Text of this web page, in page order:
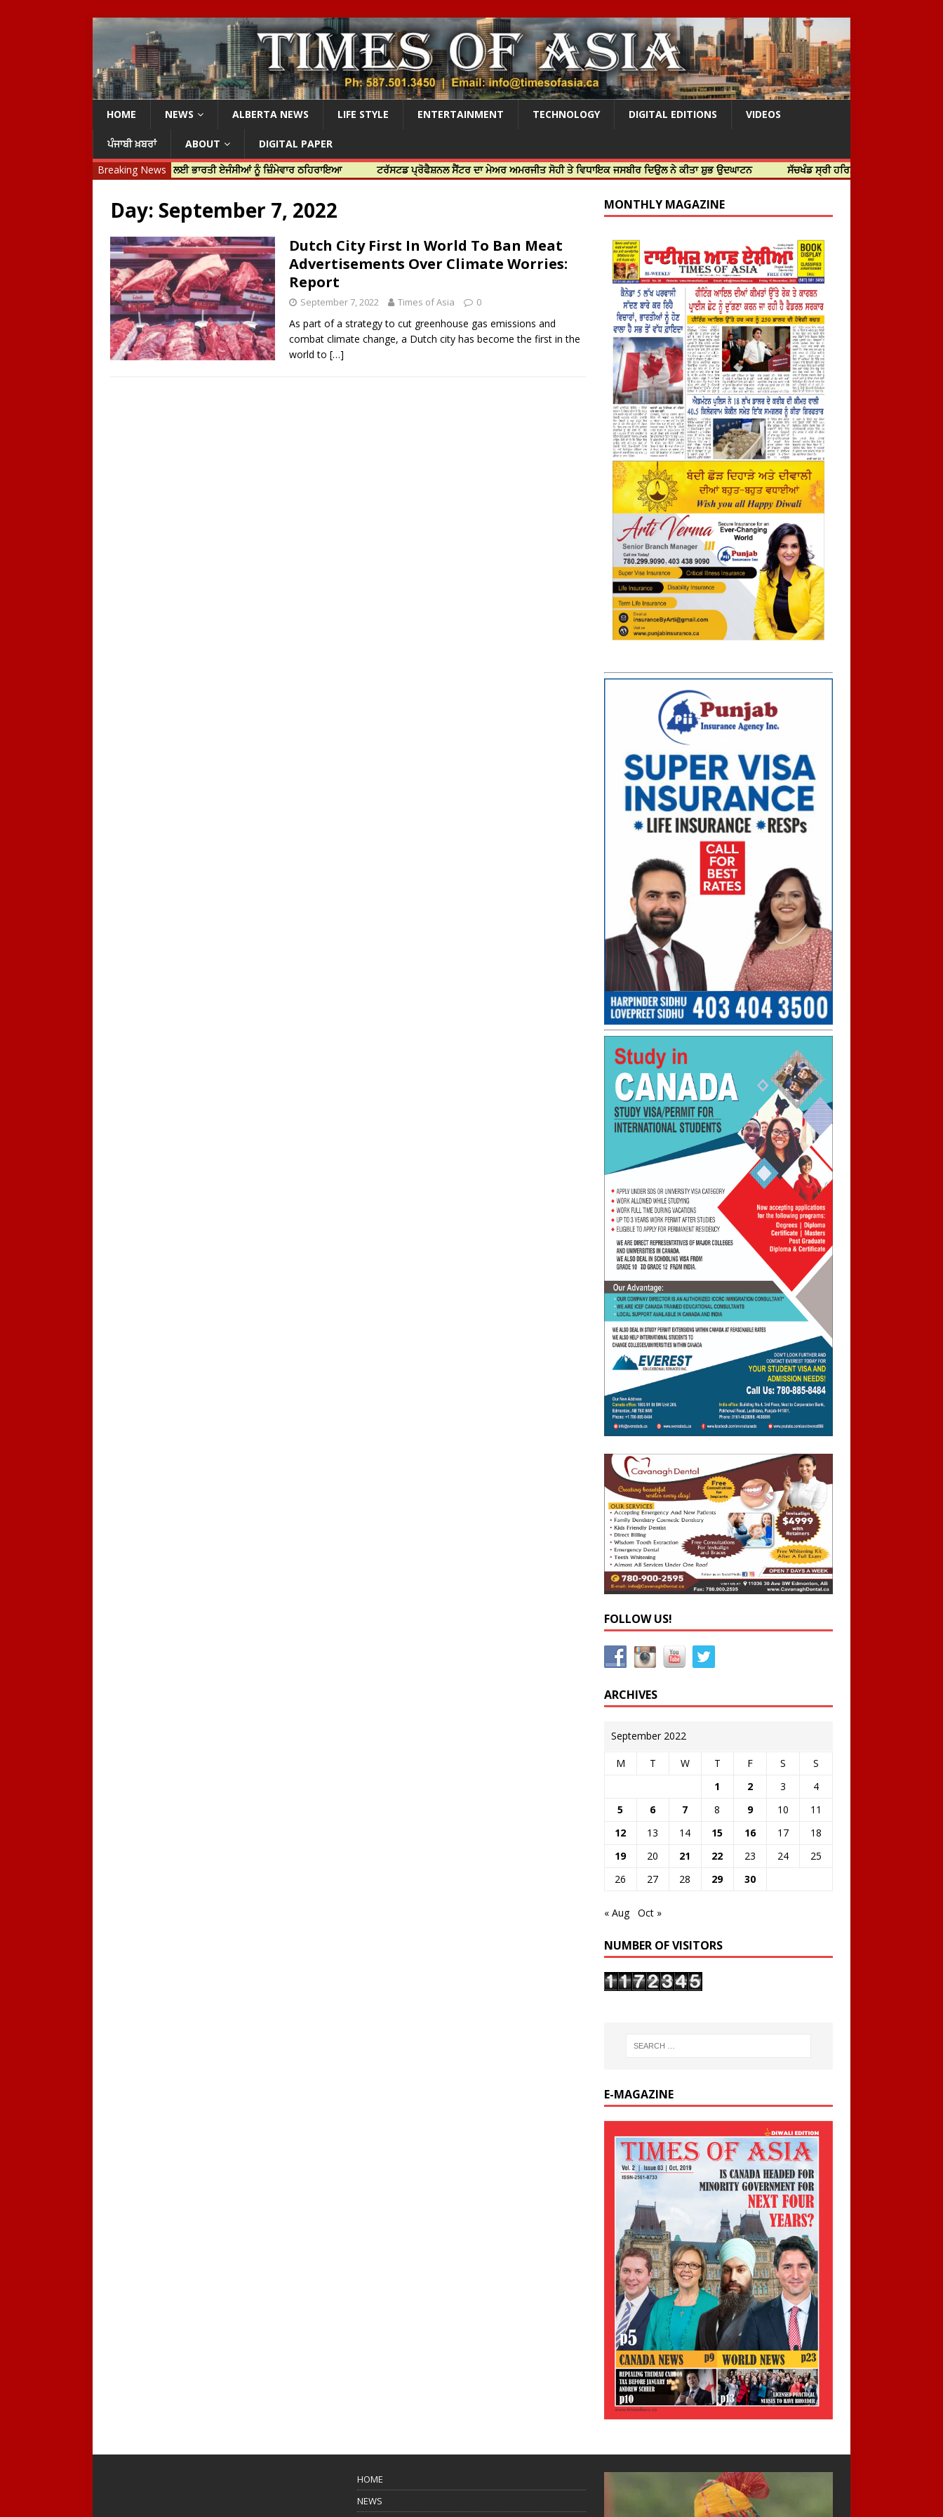
HOME NEWS ALBERTA NEWS LIFE STYLE ENTERTAINMENT TECHNOLOGY DIGITAL EDITIONS VIDEOS
ਪੰਜਾਬੀ ਖ਼ਬਰਾਂ ABOUT
DIGITAL PAPER
Breaking News
ਨੇ ਹਰਦੀਪ ਨਿੱਝਰ ਦੀ ਹੱਤਿਆ ਲਈ ਭਾਰਤੀ ਏਜੰਸੀਆਂ ਨੂੰ ਜ਼ਿੰਮੇਵਾਰ ਠਹਿਰਾਇਆ ਟਰੱਸਟਡ ਪ੍ਰੋਫੈਸ਼ਨਲ ਸੈਂਟਰ ਦਾ ਮੇਅਰ ਅਮਰਜੀਤ ਸੋਹੀ ਤੇ ਵਿਧਾਇਕ ਜਸਬੀਰ ਦਿਉਲ ਨੇ ਕੀਤਾ ਸ਼ੁਭ ਉਦਘਾਟਨ ਸੱਚਖੰਡ ਸ੍ਰੀ ਹਰਿਮੰਦਰ ਸਾਹਿਬ ਵਿਖੇ ਸਜੇ ਜਲੌਅ
Day: September 7, 2022
Dutch City First In World To Ban Meat
Advertisements Over Climate Worries:
Report
September 7, 2022 Times of Asia 0
As part of a strategy to cut greenhouse gas emissions and
combat climate change, a Dutch city has become the first in the
world to […]
MONTHLY MAGAZINE
FOLLOW US!
ARCHIVES
September 2022
M T W T F S
S
1
2 3
4
5
6 7 8 9 10
11
12
13 14 15 16 17
18
19
20 21 22 23 24
25
26
27 28 29 30
« Aug Oct »
NUMBER OF VISITORS
E-MAGAZINE
HOME
NEWS